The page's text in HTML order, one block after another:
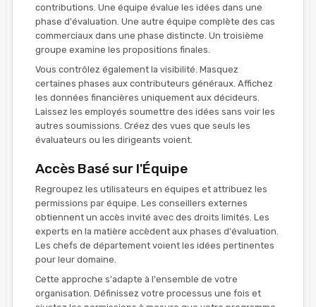
contributions. Une équipe évalue les idées dans une
phase d'évaluation. Une autre équipe complète des cas
commerciaux dans une phase distincte. Un troisième
groupe examine les propositions finales.
Vous contrôlez également la visibilité. Masquez
certaines phases aux contributeurs généraux. Affichez
les données financières uniquement aux décideurs.
Laissez les employés soumettre des idées sans voir les
autres soumissions. Créez des vues que seuls les
évaluateurs ou les dirigeants voient.
Accès Basé sur l'Équipe
Regroupez les utilisateurs en équipes et attribuez les
permissions par équipe. Les conseillers externes
obtiennent un accès invité avec des droits limités. Les
experts en la matière accèdent aux phases d'évaluation.
Les chefs de département voient les idées pertinentes
pour leur domaine.
Cette approche s'adapte à l'ensemble de votre
organisation. Définissez votre processus une fois et